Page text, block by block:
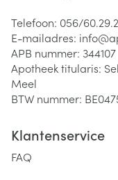
Telefoon: 056/
E-mailadres: info@
APB nummer: 344107
Apotheek titularis:
Meel
BTW nummer:
Klantenservice
FAQ